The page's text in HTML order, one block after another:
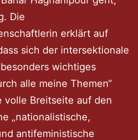
Die
erklärt auf
sich der intersektionale
wichtiges
alle meine Themen“
volle Breitseite auf den
„nationalistische,
antifeministische